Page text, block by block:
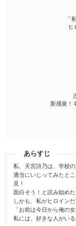
「
ヒ
新感覚！
あらすじ
私、天宮詩乃は、学校
適当にいじってみたと
見！
面白そう！と読み始め
しかも、私がヒロイン
「お前は今日から俺の
私には、好きな人がい